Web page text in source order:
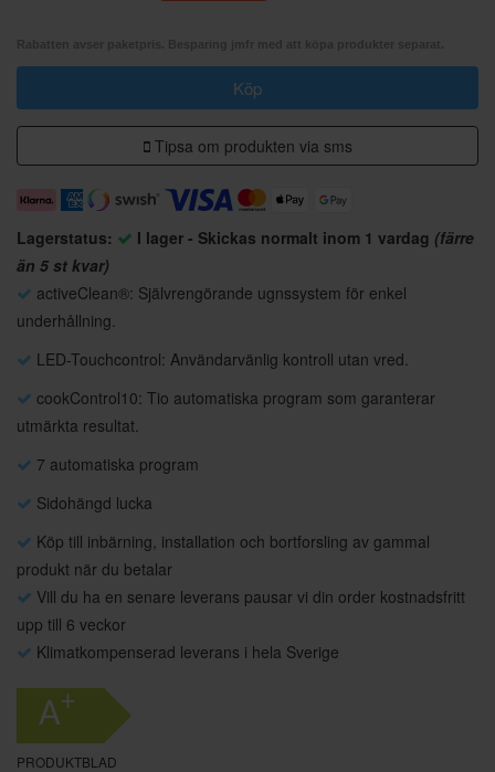
Köp
Tipsa om produkten via sms
Lagerstatus: I lager - Skickas normalt inom 1 vardag (färre
än 5 st kvar)
activeClean®: Självrengörande ugnssystem för enkel
underhållning.
LED-Touchcontrol: Användarvänlig kontroll utan vred.
cookControl10: Tio automatiska program som garanterar
utmärkta resultat.
7 automatiska program
Sidohängd lucka
Köp till inbärning, installation och bortforsling av gammal
produkt när du betalar
Vill du ha en senare leverans pausar vi din order kostnadsfritt
upp till 6 veckor
Klimatkompenserad leverans i hela Sverige
A+
PRODUKTBLAD